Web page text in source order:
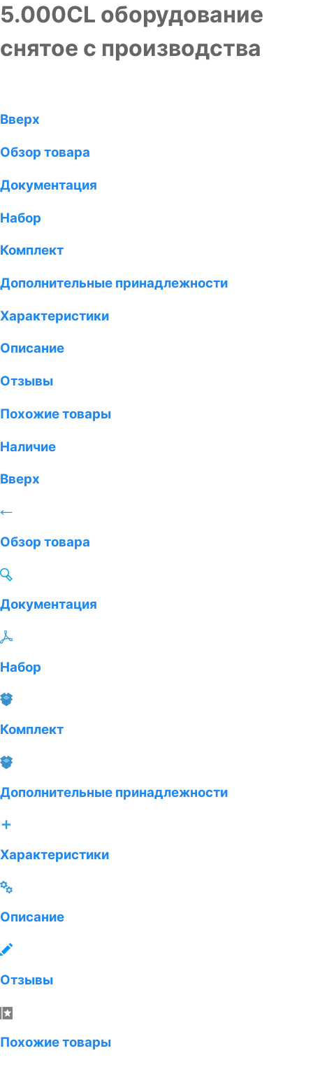
5.000CL оборудование
снятое с производства
Вверх
Обзор товара
Документация
Набор
Комплект
Дополнительные принадлежности
Характеристики
Описание
Отзывы
Похожие товары
Наличие
Вверх
Обзор товара
Документация
Набор
Комплект
Дополнительные принадлежности
Характеристики
Описание
Отзывы
Похожие товары